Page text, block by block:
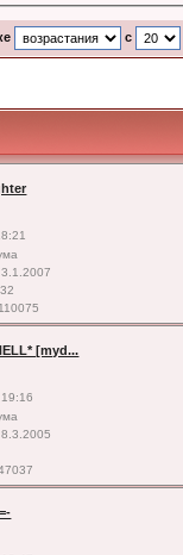
с
3.1.2007
110075
[myd...
8.3.2005